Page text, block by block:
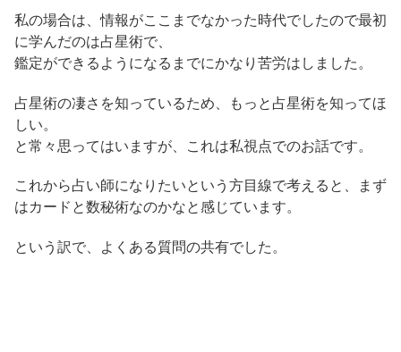
私の場合は、情報がここまでなかった時代でしたので最初
に学んだのは占星術で、
鑑定ができるようになるまでにかなり苦労はしました。
占星術の凄さを知っているため、もっと占星術を知ってほ
しい。
と常々思ってはいますが、これは私視点でのお話です。
これから占い師になりたいという方目線で考えると、まず
はカードと数秘術なのかなと感じています。
という訳で、よくある質問の共有でした。